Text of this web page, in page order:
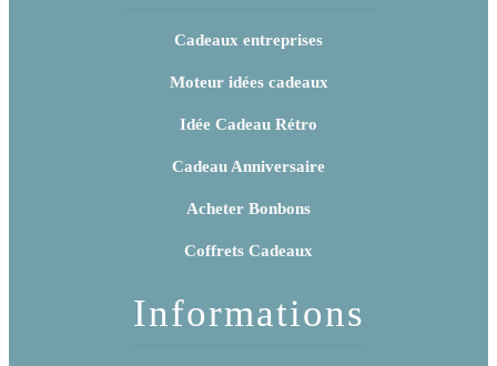
Cadeaux entreprises
Moteur idées cadeaux
Idée Cadeau Rétro
Cadeau Anniversaire
Acheter Bonbons
Coffrets Cadeaux
Informations